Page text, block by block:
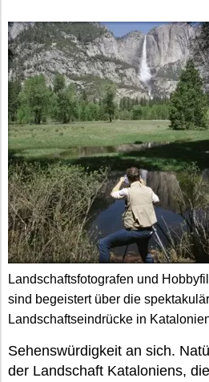
Landschaftsfotografen und
sind begeistert über die
Landschaftseindrücke in
Sehenswürdigkeit an sich.
der Landschaft Kataloniens,